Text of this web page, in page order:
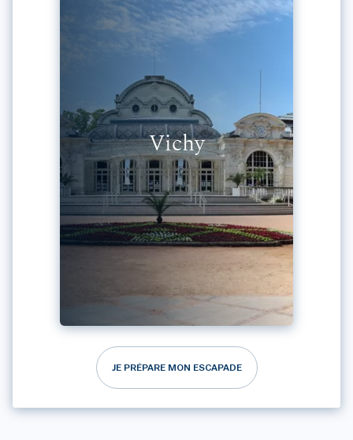
Vichy
JE PRÉPARE MON ESCAPADE